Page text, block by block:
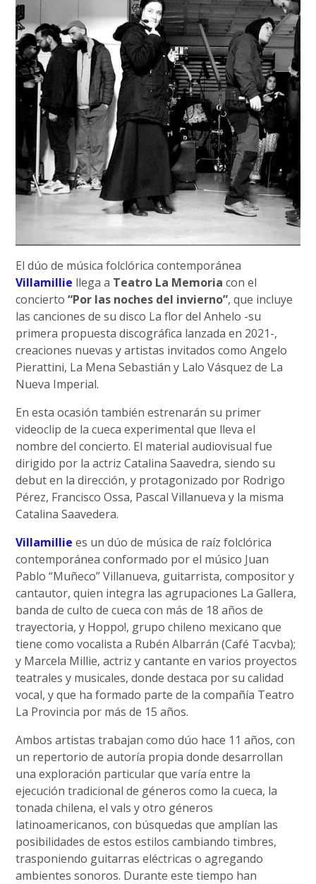
El dúo de música folclórica contemporánea
Villamillie llega a Teatro La Memoria con el
concierto“Por las noches del invierno”, que incluye
las canciones de su disco La flor del Anhelo -su
primera propuesta discográfica lanzada en 2021-,
creaciones nuevas y artistas invitados como Angelo
Pierattini, La Mena Sebastián y Lalo Vásquez de La
Nueva Imperial.
En esta ocasión también estrenarán su primer
videoclip de la cueca experimental que lleva el
nombre del concierto. El material audiovisual fue
dirigido por la actriz Catalina Saavedra, siendo su
debut en la dirección, y protagonizado por Rodrigo
Pérez, Francisco Ossa, Pascal Villanueva y la misma
Catalina Saavedera.
Villamillie es un dúo de música de raíz folclórica
contemporánea conformado por el músico Juan
Pablo “Muñeco” Villanueva, guitarrista, compositor y
cantautor, quien integra las agrupaciones La Gallera,
banda de culto de cueca con más de 18 años de
trayectoria, y Hoppo!, grupo chileno mexicano que
tiene como vocalista a Rubén Albarrán (Café Tacvba);
y Marcela Millie, actriz y cantante en varios proyectos
teatrales y musicales, donde destaca por su calidad
vocal, y que ha formado parte de la compañía Teatro
La Provincia por más de 15 años.
Ambos artistas trabajan como dúo hace 11 años, con
un repertorio de autoría propia donde desarrollan
una exploración particular que varía entre la
ejecución tradicional de géneros como la cueca, la
tonada chilena, el vals y otro géneros
latinoamericanos, con búsquedas que amplían las
posibilidades de estos estilos cambiando timbres,
trasponiendo guitarras eléctricas o agregando
ambientes sonoros. Durante este tiempo han